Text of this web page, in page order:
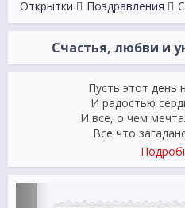
Открытки Поздравления
Счастья, любви и
Пусть этот день
И радостью
И все, о чем
Все что
Любви и счастья
Успехов и